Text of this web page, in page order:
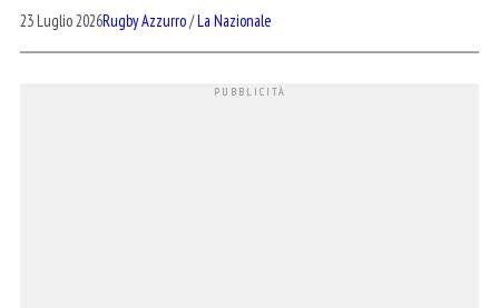
23 Luglio 2026Rugby Azzurro/La Nazionale